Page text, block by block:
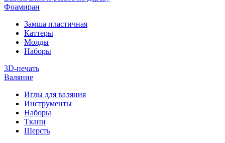
Фоамиран
Замша пластичная
Каттеры
Молды
Наборы
3D-печать
Валяние
Иглы для валяния
Инструменты
Наборы
Ткани
Шерсть